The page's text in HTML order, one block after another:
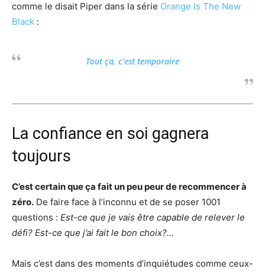
comme le disait Piper dans la série Orange Is The New
Black :
Tout ça, c’est temporaire
La confiance en soi gagnera
toujours
C’est certain que ça fait un peu peur de recommencer à
zéro. De faire face à l’inconnu et de se poser 1001
questions : Est-ce que je vais être capable de relever le
défi? Est-ce que j’ai fait le bon choix?…
Mais c’est dans des moments d’inquiétudes comme ceux-